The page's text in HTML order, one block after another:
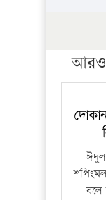
আরও
বলে